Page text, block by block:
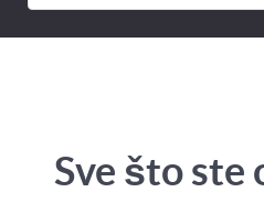
Sve što ste